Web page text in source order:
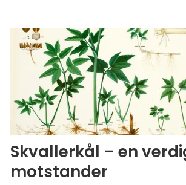
Skvallerkål – en
motstander